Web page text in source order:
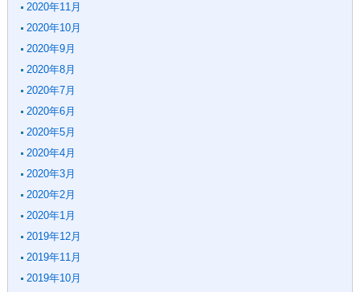
2020年11月
2020年10月
2020年9月
2020年8月
2020年7月
2020年6月
2020年5月
2020年4月
2020年3月
2020年2月
2020年1月
2019年12月
2019年11月
2019年10月